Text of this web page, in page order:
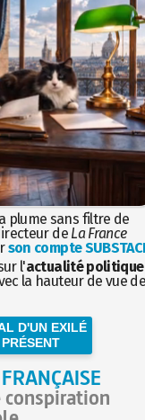
plume sans filtre de
de La France
son compte
l'actualité politique
la hauteur de vue
D'UN EXILÉ